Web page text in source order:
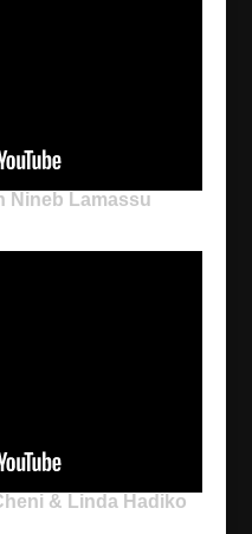
Nineb Lamassu
& Linda Hadiko